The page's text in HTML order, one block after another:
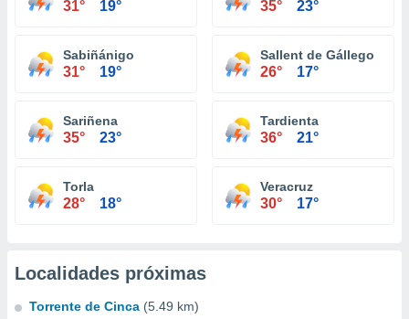
31° 19° 35° 23°
Sabiñánigo
31° 19°
Sallent de Gállego
26° 17°
Sariñena
35° 23°
Tardienta
36° 21°
Torla
28° 18°
Veracruz
30° 17°
Localidades próximas
Torrente de Cinca (5.49 km)